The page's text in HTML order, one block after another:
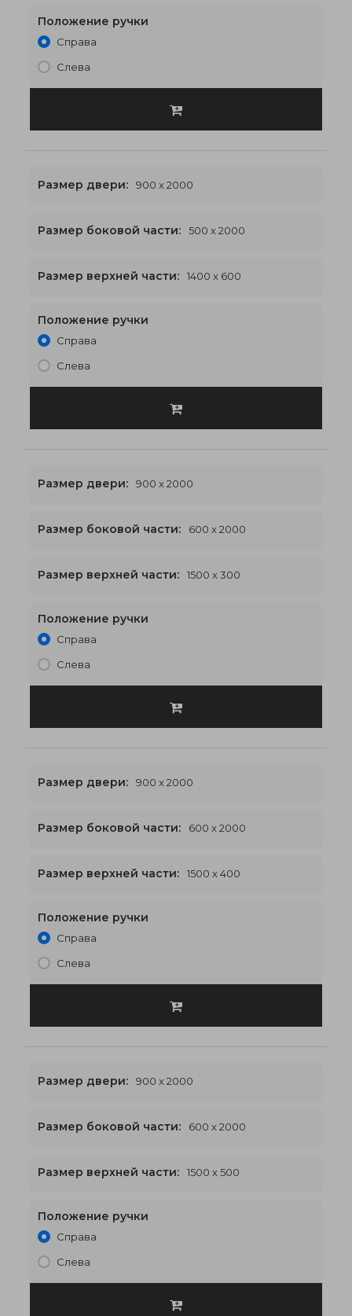
Положение ручки
Справа
Слева
1400 x 2600€560
Размер двери: 900 x 2000
Размер боковой части: 500 x 2000
Размер верхней части: 1400 x 600
Положение ручки
Справа
Слева
1500 x 2300€551
Размер двери: 900 x 2000
Размер боковой части: 600 x 2000
Размер верхней части: 1500 x 300
Положение ручки
Справа
Слева
1500 x 2400€559
Размер двери: 900 x 2000
Размер боковой части: 600 x 2000
Размер верхней части: 1500 x 400
Положение ручки
Справа
Слева
1500 x 2500€567
Размер двери: 900 x 2000
Размер боковой части: 600 x 2000
Размер верхней части: 1500 x 500
Положение ручки
Справа
Слева